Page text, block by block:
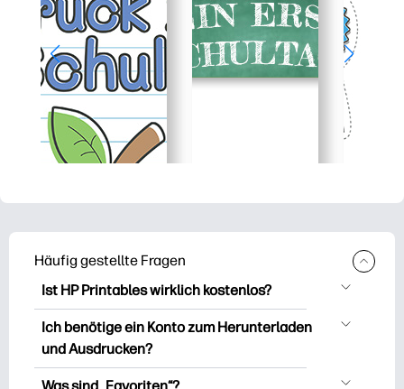
Häufig gestellte Fragen
Ist HP Printables wirklich kostenlos?
HP Printables bietet über 2.500
kostenlose Vorlagen zum Herunterladen
Vorlagen, unterhaltsame Arbeitsblätter
Ich benötige ein Konto zum Herunterladen
und Ausdrucken?
Sie können es erkunden und drucken,